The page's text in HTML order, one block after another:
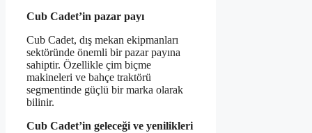
Cub Cadet’in pazar payı
Cub Cadet, dış mekan ekipmanları
sektöründe önemli bir pazar payına
sahiptir. Özellikle çim biçme
makineleri ve bahçe traktörü
segmentinde güçlü bir marka olarak
bilinir.
Cub Cadet’in geleceği ve yenilikleri